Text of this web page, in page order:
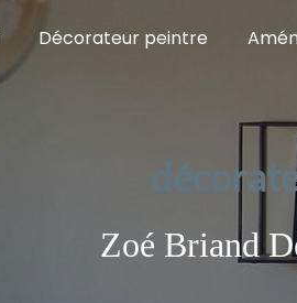
Décorateur peintre
Zoé Briand